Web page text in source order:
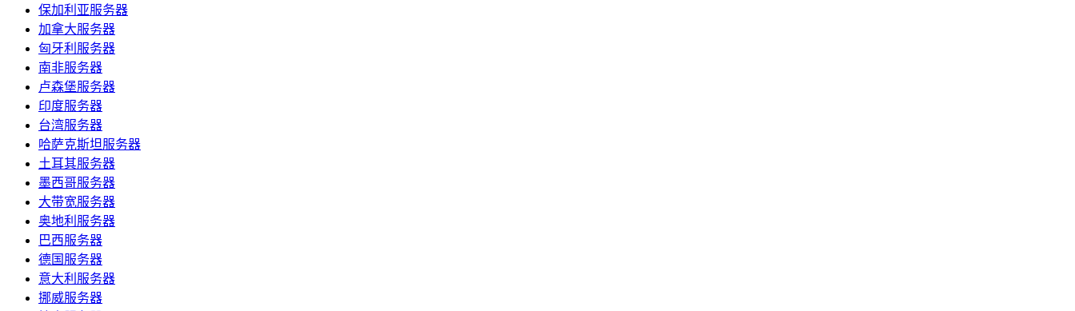
保加利亚服务器
加拿大服务器
匈牙利服务器
南非服务器
卢森堡服务器
印度服务器
台湾服务器
哈萨克斯坦服务器
土耳其服务器
墨西哥服务器
大带宽服务器
奥地利服务器
巴西服务器
德国服务器
意大利服务器
挪威服务器